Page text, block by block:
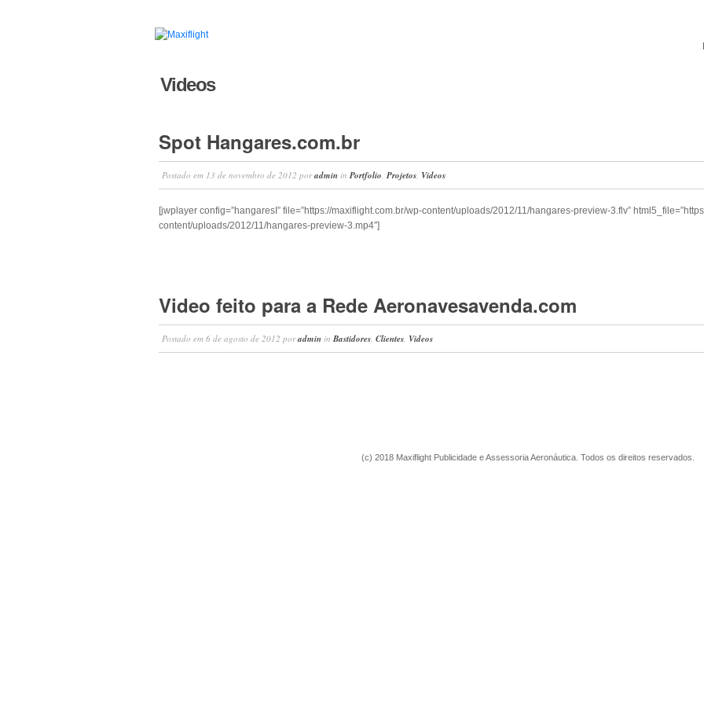
Videos
Spot Hangares.com.br
Postado em 13 de novembro de 2012 poradmin inPortfolio ,Projetos Videos
[jwplayer config=”hangaresI” file=”https://maxiflight.com.br/wp-content/uploads/2012/11/hangares-preview-3.flv”
content/uploads/2012/11/hangares-preview-3.mp4″]
Video feito para a Rede Aeronavesavenda.com
Postado em 6 de agosto de 2012 poradmin inBastidores ,Clientes Videos
(c) 2018 Maxiflight Publicidade e Assessoria Aeronáutica. Todos os direitos reservados.